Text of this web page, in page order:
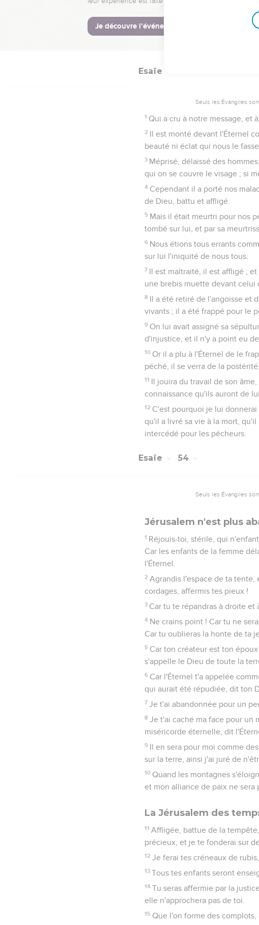
aspect différait de celui des
15 Les rois fermeront la bouche
Esaïe
Seuls les Évangiles
1 Qui a cru à notre message, et
2 Il est monté devant l'Éternel
beauté ni éclat qui nous le
3 Méprisé, délaissé des
qui on se couvre le visage ; si
4 Cependant il a porté nos
de Dieu, battu et affligé.
5 Mais il était meurtri pour nos
tombé sur lui, et par sa
6 Nous étions tous errants
sur lui l'iniquité de nous tous.
7 Il est maltraité, il est affligé ;
une brebis muette devant celui
8 Il a été retiré de l'angoisse et
vivants ; il a été frappé pour le
9 On lui avait assigné sa
d'injustice, et il n'y a point eu
10 Or il a plu à l'Éternel de le
péché, il se verra de la
11 Il jouira du travail de son
connaissance qu'ils auront de
12 C'est pourquoi je lui donnerai
qu'il a livré sa vie à la mort,
intercédé pour les pécheurs.
Esaïe 54
Seuls les Évangiles
Jérusalem n'est plus
1 Réjouis-toi, stérile, qui
Car les enfants de la femme
l'Éternel.
2 Agrandis l'espace de ta tente,
cordages, affermis tes pieux !
3 Car tu te répandras à droite et
4 Ne crains point ! Car tu ne
Car tu oublieras la honte de ta
5 Car ton créateur est ton
s'appelle le Dieu de toute la
6 Car l'Éternel t'a appelée
qui aurait été répudiée, dit ton
7 Je t'ai abandonnée pour un
8 Je t'ai caché ma face pour un
miséricorde éternelle, dit
9 Il en sera pour moi comme
sur la terre, ainsi j'ai juré de
10 Quand les montagnes
et mon alliance de paix ne sera
La Jérusalem des
11 Affligée, battue de la
précieux, et je te fonderai sur
12 Je ferai tes créneaux de
13 Tous tes enfants seront
14 Tu seras affermie par la
elle n'approchera pas de toi.
15 Que l'on forme des